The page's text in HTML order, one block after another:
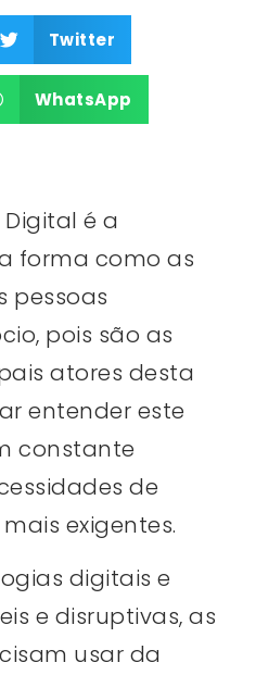
Twitter
WhatsApp
é a
forma como as
pessoas
pois são as
atores desta
entender este
constante
de
exigentes.
digitais e
e disruptivas, as
usar da